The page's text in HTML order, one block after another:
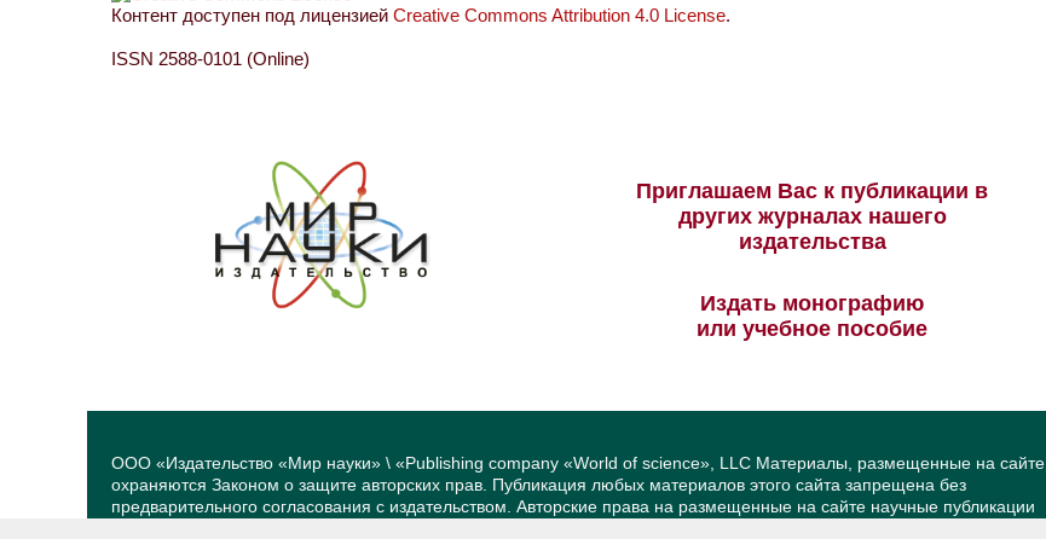
Контент доступен под лицензией Creative Commons Attribution 4.0 License.
ISSN 2588-0101 (Online)
Приглашаем Вас к публикации в
других журналах нашего
издательства
Издать монографию
или учебное пособие
ООО «Издательство «Мир науки» \ «Publishing company «World of science», LLC Материалы, размещенные на сайте,
охраняются Законом о защите авторских прав. Публикация любых материалов этого сайта запрещена без
предварительного согласования с издательством. Авторские права на размещенные на сайте научные публикации